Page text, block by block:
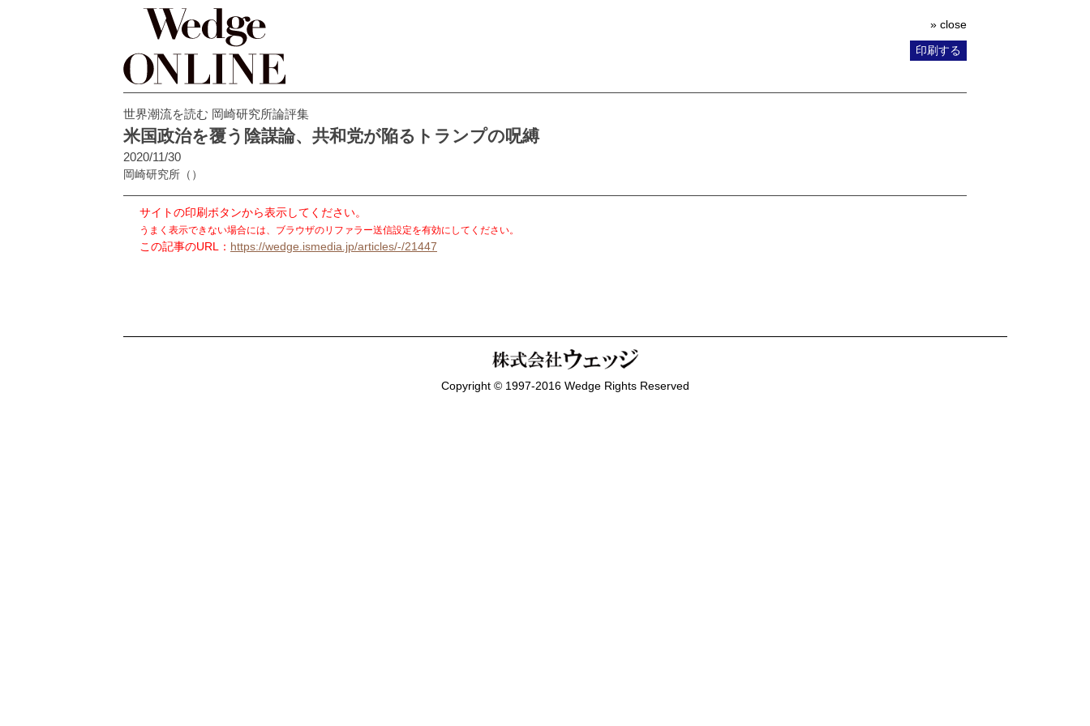
» close
印刷する
世界潮流を読む 岡崎研究所論評集
米国政治を覆う陰謀論、共和党が陥るトランプの呪縛
2020/11/30
岡崎研究所 （）
サイトの印刷ボタンから表示してください。
うまく表示できない場合には、ブラウザのリファラー送信設定を有効にしてください。
この記事のURL： https://wedge.ismedia.jp/articles/-/21447
Copyright © 1997-2016 Wedge Rights Reserved